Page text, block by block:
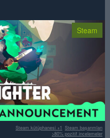
Steam
Steam başarımları
Steam kütüphanesi +1
>80% pozitif incelemeler